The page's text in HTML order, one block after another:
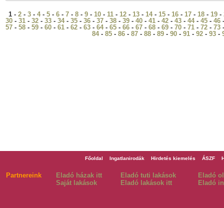
1 - 2 - 3 - 4- 5 - 6 - 7 - 8 - 9 - 10 - 11 - 12 - 13 - 14- 15 - 16 - 17 - 18 - 19 -
30 - 31 - 32 - 33 - 34- 35 - 36 - 37 - 38 - 39 - 40 - 41 - 42 - 43 - 44- 45 - 46
57 - 58 - 59 - 60 - 61 - 62 - 63 - 64- 65 - 66 - 67 - 68 - 69 - 70 - 71 - 72 - 73
84- 85 - 86 - 87 - 88 - 89 - 90 - 91 - 92 - 93 -
Főoldal Ingatlanirodák Hirdetés kiemelés ÁSZF
Partnereink Eladó házak itt Eladó tuti lakások
Eladó
Saját lakások
Eladó lakások itt Eladó